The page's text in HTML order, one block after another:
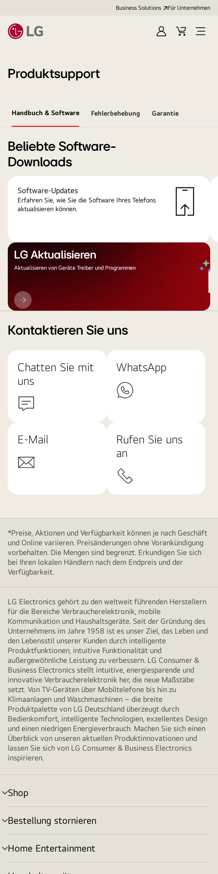
Business Solutions Für Unternehmen
Anmelden
Cart
Open
Produktsupport
Handbuch & Software Fehlerbehebung Garantie
Beliebte Software-
Downloads
Software-Updates
Erfahren Sie, wie Sie die Software Ihres Telefons
aktualisieren können.
LG Aktualisieren
Aktualisieren von Geräte Treiber und Programmen
LG
Aktualisieren
Kontaktieren Sie uns
Chatten Sie mit
uns
WhatsApp
E-Mail
Rufen Sie uns
an
*Preise, Aktionen und Verfügbarkeit können je nach Geschäft
und Online variieren. Preisänderungen ohne Vorankündigung
vorbehalten. Die Mengen sind begrenzt. Erkundigen Sie sich
bei Ihren lokalen Händlern nach dem Endpreis und der
Verfügbarkeit.
LG Electronics gehört zu den weltweit führenden Herstellern
für die Bereiche Verbraucherelektronik, mobile
Kommunikation und Haushaltsgeräte. Seit der Gründung des
Unternehmens im Jahre 1958 ist es unser Ziel, das Leben und
den Lebensstil unserer Kunden durch intelligente
Produktfunktionen, intuitive Funktionalität und
außergewöhnliche Leistung zu verbessern. LG Consumer &
Business Electronics stellt intuitive, energiesparende und
innovative Verbraucherelektronik her, die neue Maßstäbe
setzt. Von TV-Geräten über Mobiltelefone bis hin zu
Klimaanlagen und Waschmaschinen – die breite
Produktpalette von LG Deutschland überzeugt durch
Bedienkomfort, intelligente Technologien, exzellentes Design
und einen niedrigen Energieverbrauch. Machen Sie sich einen
Überblick von unseren aktuellen Produktinnovationen und
lassen Sie sich von LG Consumer & Business Electronics
inspirieren.
Shop
Menü
umschalten
Bestellung stornieren
Menü
umschalten
Home Entertainment
Menü
umschalten